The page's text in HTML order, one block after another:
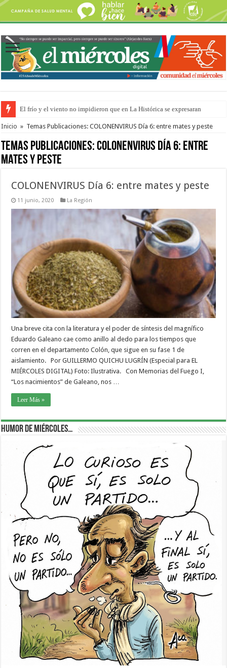
El frío y el viento no impidieron que en La Histórica se expresaran
OSER: Frigerio aseguró que mejoraron el servicio, redujeron el déficit en
Inicio » Temas Publicaciones: COLONENVIRUS Día 6: entre mates y peste
Temas Publicaciones:COLONENVIRUS Día 6: entre
mates y peste
COLONENVIRUS Día 6: entre mates y peste
11 junio, 2020 La Región
Una breve cita con la literatura y el poder de síntesis del magnífico
Eduardo Galeano cae como anillo al dedo para los tiempos que
corren en el departamento Colón, que sigue en su fase 1 de
aislamiento. Por GUILLERMO QUICHU LUGRÍN (Especial para EL
MIÉRCOLES DIGITAL) Foto: Ilustrativa. Con Memorias del Fuego I,
“Los nacimientos” de Galeano, nos …
Leer Más »
Humor de Miércoles…